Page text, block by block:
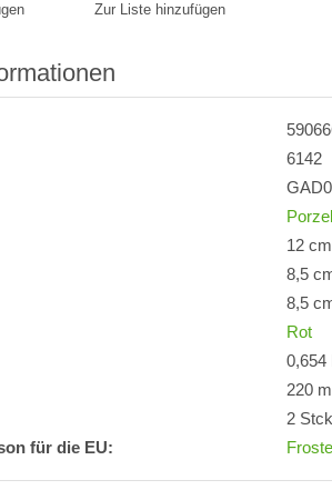
Zur Liste hinzufügen
6142
12 cm
8,5
8,5
Rot
0,654
220 ml
2
für die EU: